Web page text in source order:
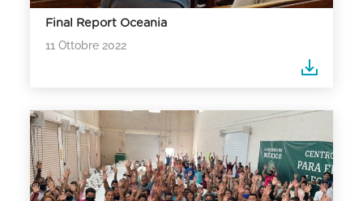
Final Report Oceania
11 Ottobre 2022